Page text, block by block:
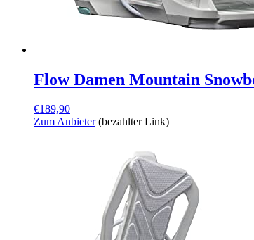
Flow Damen Mountain
€189,90
Zum Anbieter (bezahlter Link)